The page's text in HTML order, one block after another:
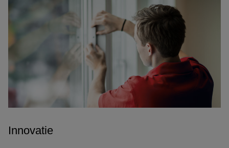
Innovatie